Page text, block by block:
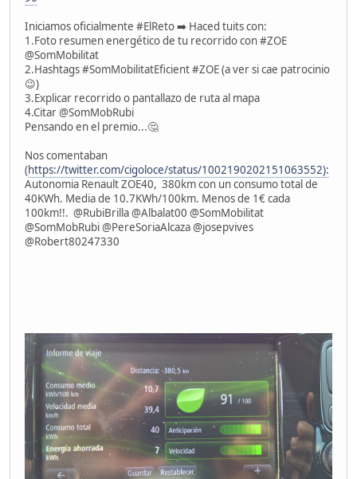
Iniciamos oficialmente #ElReto ➡️ Haced tuits con:
1.Foto resumen energético de tu recorrido con #ZOE
@SomMobilitat
2.Hashtags #SomMobilitatEficient #ZOE (a ver si cae patrocinio
😉)
3.Explicar recorrido o pantallazo de ruta al mapa
4.Citar @SomMobRubi
Pensando en el premio...🤔
Nos comentaban
(https://twitter.com/cigoloce/status/1002190202151063552):
Autonomia Renault ZOE40, 380km con un consumo total de
40KWh. Media de 10.7KWh/100km. Menos de 1€ cada
100km!!. @RubiBrilla @Albalat00 @SomMobilitat
@SomMobRubi @PereSoriaAlcaza @josepvives
@Robert80247330